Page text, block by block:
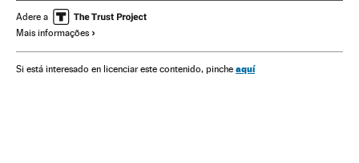
Brasil Política econômica
América do Sul
Finanças públicas América Legislação
Adere a
Mais informações
Si está interesado en licenciar este contenido, pinche aquí